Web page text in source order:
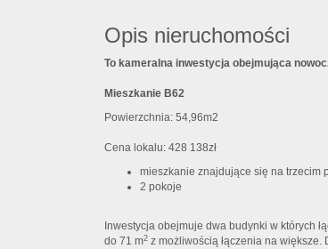
Opis nieruchomości
To kameralna inwestycja obejmująca
Mieszkanie B62
Powierzchnia: 54,96m2
Cena lokalu: 428 138zł
mieszkanie znajdujące się na trzecim
2 pokoje
Inwestycja obejmuje dwa budynki w których
do 71 m2 z możliwością łączenia na